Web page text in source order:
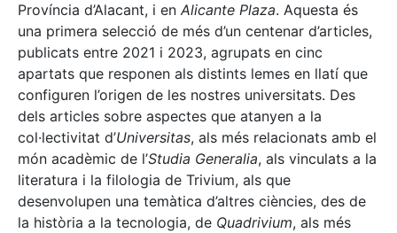
Província d’Alacant, i en Alicante Plaza. Aquesta és
una primera selecció de més d’un centenar d’articles,
publicats entre 2021 i 2023, agrupats en cinc
apartats que responen als distints lemes en llatí que
configuren l’origen de les nostres universitats. Des
dels articles sobre aspectes que atanyen a la
col·lectivitat d’Universitas, als més relacionats amb el
món acadèmic de l’Studia Generalia, als vinculats a la
literatura i la filologia de Trivium, als que
desenvolupen una temàtica d’altres ciències, des de
la història a la tecnologia, de Quadrivium, als més